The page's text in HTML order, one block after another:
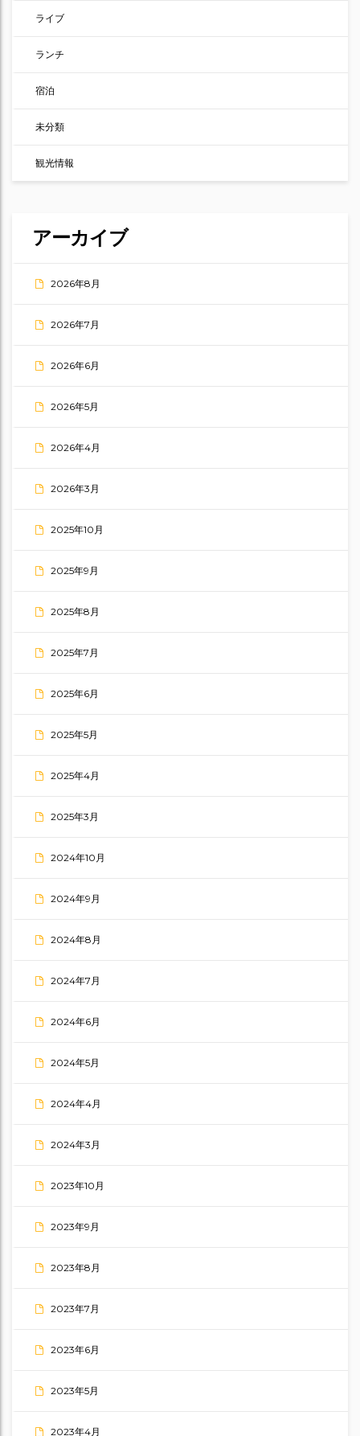
ライブ
ランチ
宿泊
未分類
観光情報
アーカイブ
2026年8月
2026年7月
2026年6月
2026年5月
2026年4月
2026年3月
2025年10月
2025年9月
2025年8月
2025年7月
2025年6月
2025年5月
2025年4月
2025年3月
2024年10月
2024年9月
2024年8月
2024年7月
2024年6月
2024年5月
2024年4月
2024年3月
2023年10月
2023年9月
2023年8月
2023年7月
2023年6月
2023年5月
2023年4月